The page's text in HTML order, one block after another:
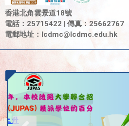
香港北角雲景道18號
電話：25715422 | 傳真：25662767
電郵地址： lcdmc@lcdmc.edu.hk